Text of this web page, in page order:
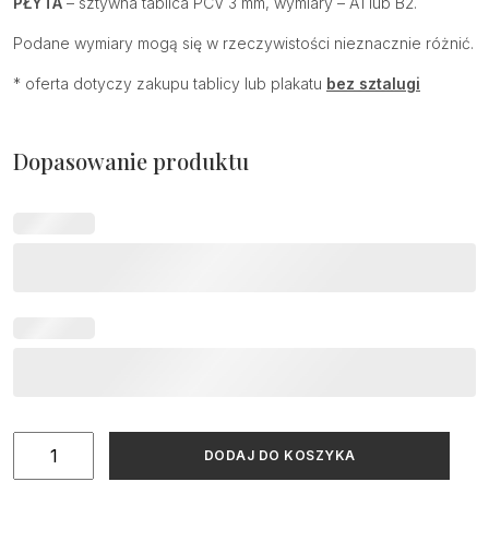
Podane wymiary mogą się w rzeczywistości nieznacznie różnić.
* oferta dotyczy zakupu tablicy lub plakatu bez sztalugi
Dopasowanie produktu
DODAJ DO KOSZYKA